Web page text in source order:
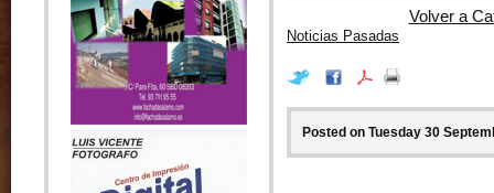
Volver a
Noticias Pasadas
Posted on Tuesday 30